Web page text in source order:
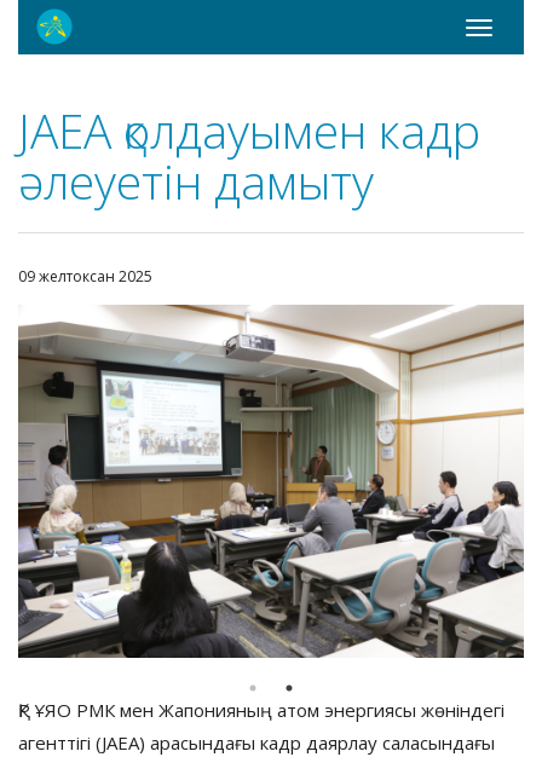
Toggle
JAEA қолдауымен кадр
әлеуетін дамыту
09 желтоксан 2025
ҚР ҰЯО РМК мен Жапонияның атом энергиясы жөніндегі
агенттігі (JAEA) арасындағы кадр даярлау саласындағы